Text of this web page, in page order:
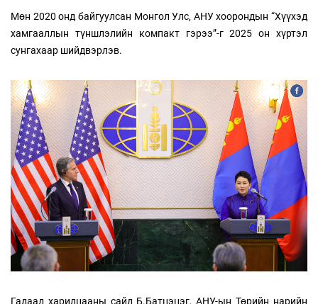
Мөн 2020 онд байгуулсан Монгол Улс, АНУ хоорондын “Хүүхэд
хамгааллын түншлэлийн компакт гэрээ”-г 2025 он хүртэл
сунгахаар шийдвэрлэв.
Гадаад харилцааны сайд Б.Батцэцэг, АНУ-ын Төрийн нарийн